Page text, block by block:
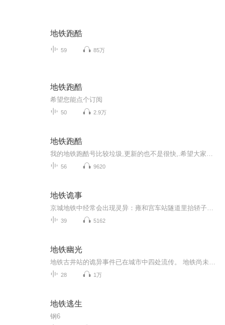
地铁跑酷
59 85万
地铁跑酷
希望您能点个订阅
50 2.9万
地铁跑酷
56 9620
地铁诡事
39 5162
地铁幽光
28 1万
地铁逃生
钢6